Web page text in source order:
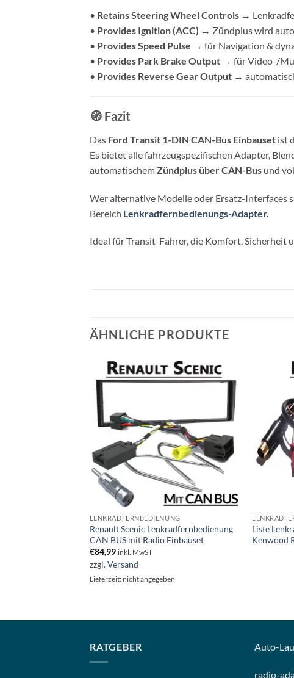
• Retains Steering Wheel Controls →
• Provides Ignition (ACC) → Zündplus wird
• Provides Speed Pulse → für Navigation &
• Provides Park Brake Output → für Video-/
• Provides Reverse Gear Output →
🧭 Fazit
Das Ford Transit 1-DIN CAN-Bus Einbauset ist
Es bietet alle fahrzeugspezifischen Adapter,
automatischemZündplus über CAN-Bus und
Wer alternative Modelle oder Ersatz-Interfaces
Bereich Lenkradfernbedienungs-Adapter.
Ideal für Transit-Fahrer, die Komfort,
ÄHNLICHE PRODUKTE
LENKRADFERNBEDIENUNG
Renault Scenic Lenkradfernbedienung
CAN BUS mit Radio Einbauset
€84,99 inkl. MwST
zzgl.Versand
Lieferzeit: nicht angegeben
Liste
Kenwood
RATGEBER Auto-
radio-